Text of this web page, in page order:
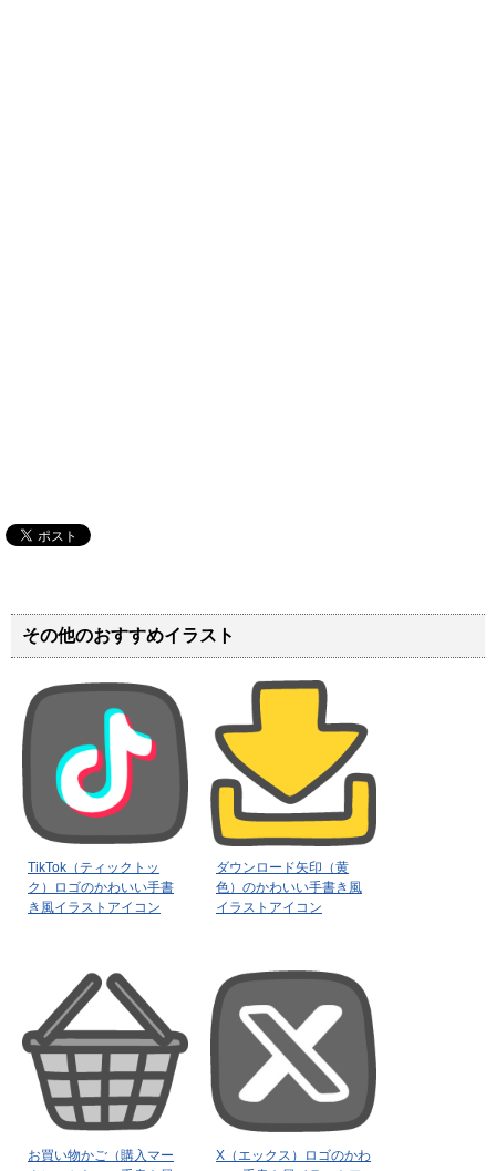
その他のおすすめイラスト
TikTok（ティックトッ
ク）ロゴのかわいい手書
き風イラストアイコン
ダウンロード矢印（黄
色）のかわいい手書き風
イラストアイコン
お買い物かご（購入マー
X（エックス）ロゴのかわ